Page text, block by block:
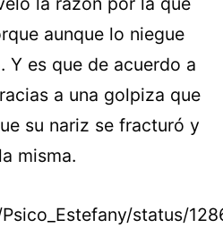
aunque lo niegue
Y es que de acuerdo a
a una golpiza que
su nariz se fracturó y
misma.
status/